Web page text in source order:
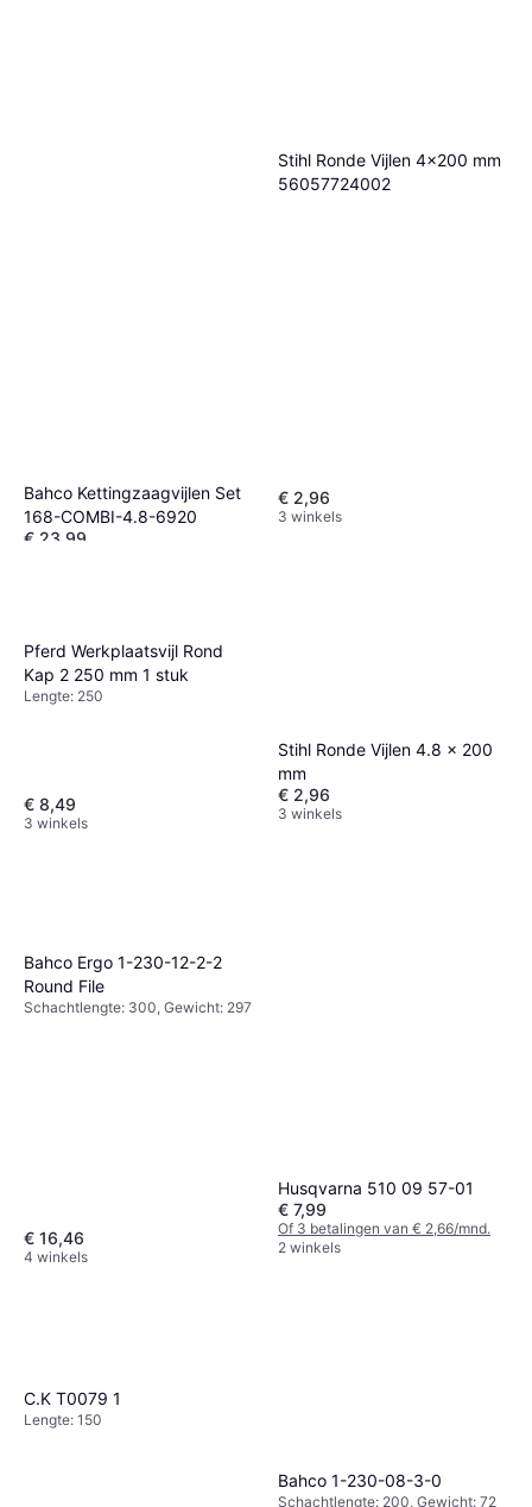
Bahco Kettingzaagvijlen Set
168-COMBI-4.8-6920
€ 23,99
Stihl Ronde Vijlen 4x200 mm
56057724002
€ 2,96
3 winkels
Pferd Werkplaatsvijl Rond
Kap 2 250 mm 1 stuk
Lengte: 250
€ 8,49
3 winkels
Stihl Ronde Vijlen 4.8 x 200
mm
€ 2,96
3 winkels
Bahco Ergo 1-230-12-2-2
Round File
Schachtlengte: 300, Gewicht: 297
€ 16,46
4 winkels
Husqvarna 510 09 57-01
€ 7,99
Of 3 betalingen van € 2,66/mnd.
2 winkels
C.K T0079 1
Lengte: 150
Bahco 1-230-08-3-0
Schachtlengte: 200, Gewicht: 72